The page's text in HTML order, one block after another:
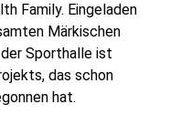
Family. Eingeladen
Märkischen
Sporthalle ist
das schon
hat.